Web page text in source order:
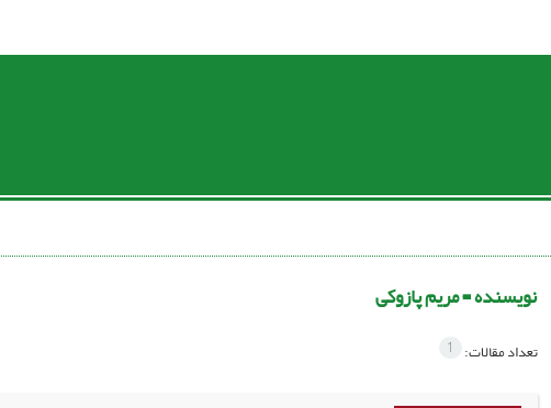
نویسنده =مریم پازوکی
تعداد مقالات: 1